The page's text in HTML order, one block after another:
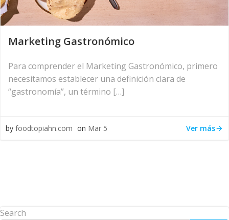
Marketing Gastronómico
Para comprender el Marketing Gastronómico, primero
necesitamos establecer una definición clara de
“gastronomía”, un término […]
by foodtopiahn.com on Mar 5 Ver más
Search